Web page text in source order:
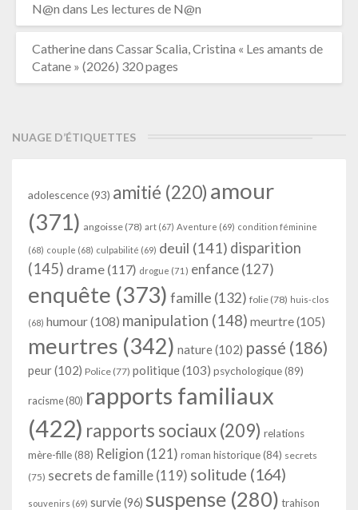
N@n dans Les lectures de N@n
Catherinedans Cassar Scalia, Cristina « Les amants de
Catane » (2026) 320 pages
NUAGE D’ÉTIQUETTES
adolescence(93) amitié (220) amour
(371) angoisse (78) art (67) Aventure (69) condition féminine
(68) couple (68) culpabilité (69) deuil (141) disparition
(145) drame (117) drogue (71) enfance(127)
enquête (373) famille (132) folie (78) huis-clos
(68) humour(108) manipulation (148) meurtre(105)
meurtres (342) nature(102) passé (186)
peur(102) Police (77) politique(103) psychologique(89)
racisme (80) rapports familiaux
(422) rapports sociaux(209) relations
mère-fille(88) Religion (121) roman historique(84) secrets
(75) secrets de famille (119) solitude (164)
souvenirs (69) survie(96) suspense (280) trahison